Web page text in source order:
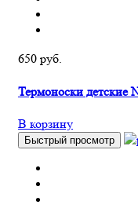
650 руб.
Термоноски детские
В корзину
Быстрый просмотр